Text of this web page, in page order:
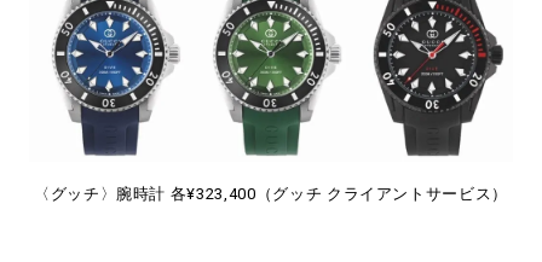
〈グッチ〉腕時計 各¥323,400（グッチ クライアントサービス）